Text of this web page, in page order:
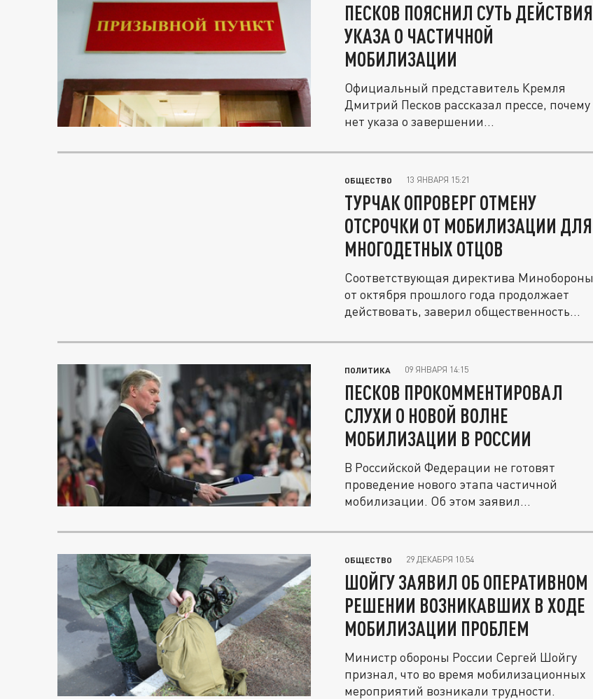
ПЕСКОВ ПОЯСНИЛ СУТЬ ДЕЙСТВИЯ
УКАЗА О ЧАСТИЧНОЙ
МОБИЛИЗАЦИИ
Официальный представитель Кремля
Дмитрий Песков рассказал прессе, почему
нет указа о завершении...
ОБЩЕСТВО 13 ЯНВАРЯ 15:21
ТУРЧАК ОПРОВЕРГ ОТМЕНУ
ОТСРОЧКИ ОТ МОБИЛИЗАЦИИ ДЛЯ
МНОГОДЕТНЫХ ОТЦОВ
Соответствующая директива Минобороны
от октября прошлого года продолжает
действовать, заверил общественность...
ПОЛИТИКА 09 ЯНВАРЯ 14:15
ПЕСКОВ ПРОКОММЕНТИРОВАЛ
СЛУХИ О НОВОЙ ВОЛНЕ
МОБИЛИЗАЦИИ В РОССИИ
В Российской Федерации не готовят
проведение нового этапа частичной
мобилизации. Об этом заявил...
ОБЩЕСТВО 29 ДЕКАБРЯ 10:54
ШОЙГУ ЗАЯВИЛ ОБ ОПЕРАТИВНОМ
РЕШЕНИИ ВОЗНИКАВШИХ В ХОДЕ
МОБИЛИЗАЦИИ ПРОБЛЕМ
Министр обороны России Сергей Шойгу
признал, что во время мобилизационных
мероприятий возникали трудности.